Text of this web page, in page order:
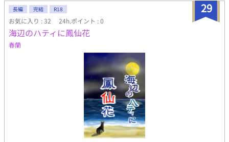
29
長編 完結 R18
お気に入り : 32 24h.ポイント : 0
海辺のハティに鳳仙花
春蘭